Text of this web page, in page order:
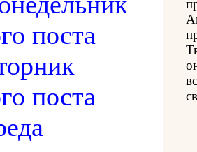
поста
поста